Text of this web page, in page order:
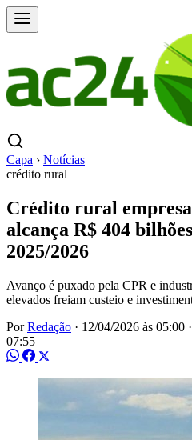
Capa › Notícias
crédito rural
Crédito rural
alcança R$ 404
2025/2026
Avanço é puxado pela CPR e
elevados freiam custeio e
PorRedação · 12/04/2026 às 05:00 ·
07:55